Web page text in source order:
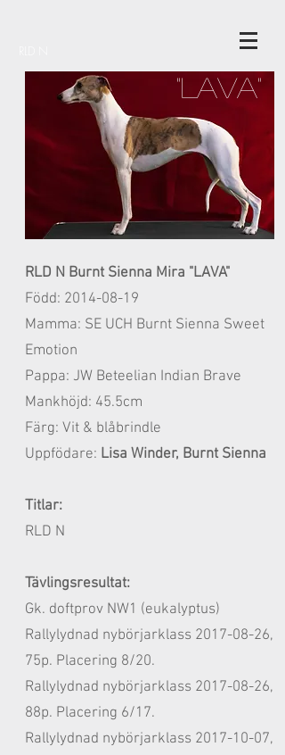
"LAVA"
RLD N Burnt Sienna Mira "LAVA"
Född: 2014-08-19
Mamma: SE UCH Burnt Sienna Sweet
Emotion
Pappa: JW Beteelian Indian Brave
Mankhöjd: 45.5cm
Färg: Vit & blåbrindle
Uppfödare: Lisa Winder, Burnt Sienna
Titlar:
RLD N
Tävlingsresultat:
Gk. doftprov NW1 (eukalyptus)
Rallylydnad nybörjarklass 2017-08-26,
75p. Placering 8/20.
Rallylydnad nybörjarklass 2017-08-26,
88p. Placering 6/17.
Rallylydnad nybörjarklass 2017-10-07,